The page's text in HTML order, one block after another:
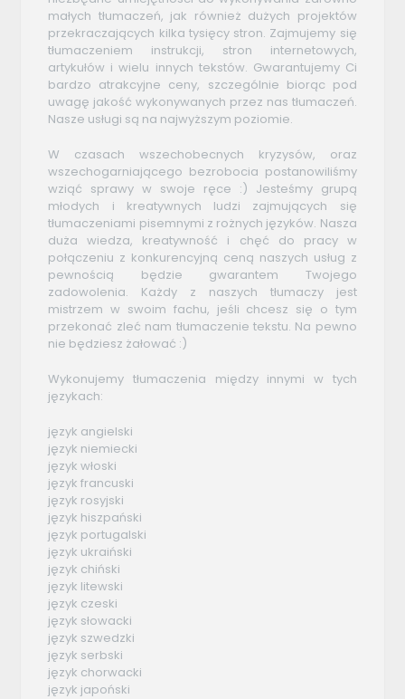
małych tłumaczeń, jak również dużych projektów
przekraczających kilka tysięcy stron. Zajmujemy się
tłumaczeniem instrukcji, stron internetowych,
artykułów i wielu innych tekstów. Gwarantujemy Ci
bardzo atrakcyjne ceny, szczególnie biorąc pod
uwagę jakość wykonywanych przez nas tłumaczeń.
Nasze usługi są na najwyższym poziomie.
W czasach wszechobecnych kryzysów, oraz
wszechogarniającego bezrobocia postanowiliśmy
wziąć sprawy w swoje ręce :) Jesteśmy grupą
młodych i kreatywnych ludzi zajmujących się
tłumaczeniami pisemnymi z rożnych języków. Nasza
duża wiedza, kreatywność i chęć do pracy w
połączeniu z konkurencyjną ceną naszych usług z
pewnością będzie gwarantem Twojego
zadowolenia. Każdy z naszych tłumaczy jest
mistrzem w swoim fachu, jeśli chcesz się o tym
przekonać zleć nam tłumaczenie tekstu. Na pewno
nie będziesz żałować :)
Wykonujemy tłumaczenia między innymi w tych
językach:
język angielski
język niemiecki
język włoski
język francuski
język rosyjski
język hiszpański
język portugalski
język ukraiński
język chiński
język litewski
język czeski
język słowacki
język szwedzki
język serbski
język chorwacki
język japoński